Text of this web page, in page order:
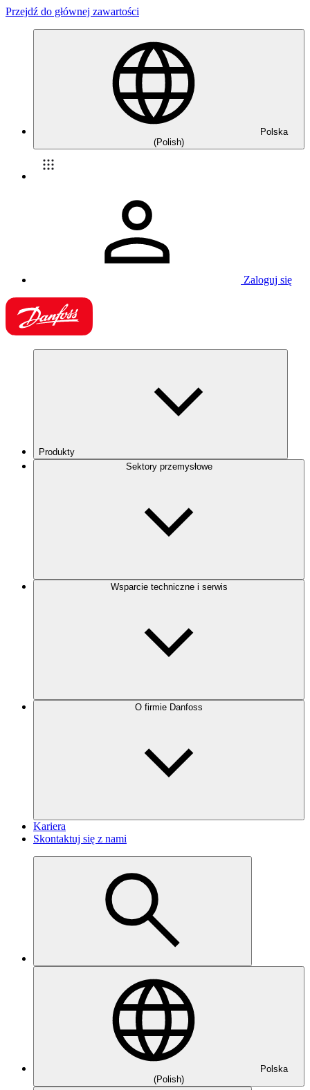
Przejdź do głównej zawartości
Polska
(Polish)
Zaloguj się
Produkty
Sektory przemysłowe
Wsparcie techniczne i serwis
O firmie Danfoss
Kariera
Skontaktuj się z nami
Polska
(Polish)